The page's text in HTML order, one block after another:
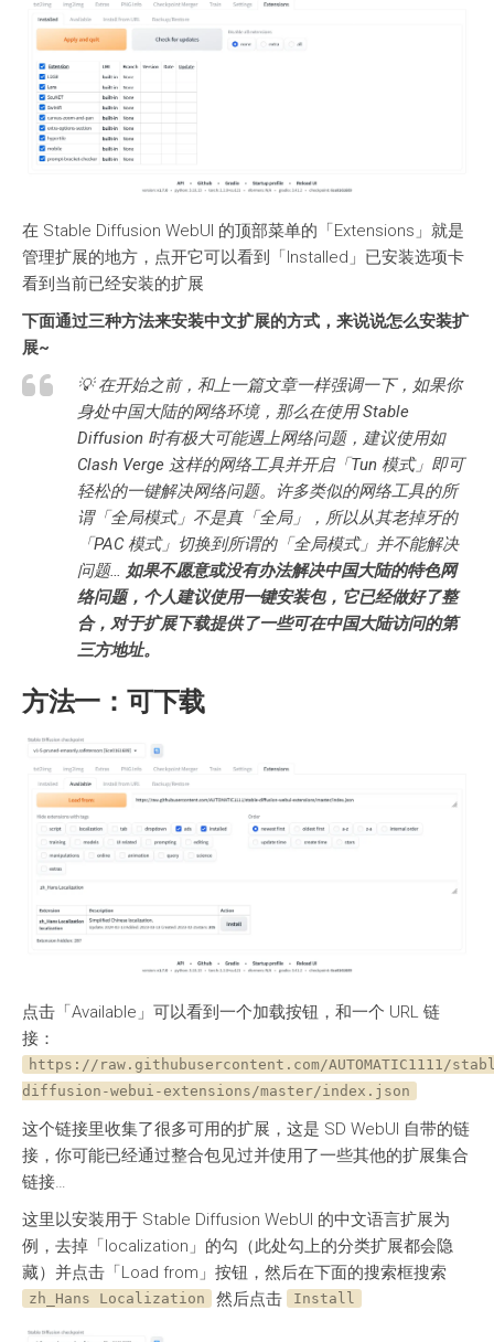
在 Stable Diffusion WebUI 的顶部菜单的「Extensions」就是
管理扩展的地方，点开它可以看到「Installed」已安装选项卡
看到当前已经安装的扩展
下面通过三种方法来安装中文扩展的方式，来说说怎么安装扩
展~
💡 在开始之前，和上一篇文章一样强调一下，如果你
身处中国大陆的网络环境，那么在使用 Stable
Diffusion 时有极大可能遇上网络问题，建议使用如
Clash Verge 这样的网络工具并开启「Tun 模式」即可
轻松的一键解决网络问题。许多类似的网络工具的所
谓「全局模式」不是真「全局」，所以从其老掉牙的
「PAC 模式」切换到所谓的「全局模式」并不能解决
问题… 如果不愿意或没有办法解决中国大陆的特色网
络问题，个人建议使用一键安装包，它已经做好了整
合，对于扩展下载提供了一些可在中国大陆访问的第
三方地址。
方法一：可下载
点击「Available」可以看到一个加载按钮，和一个 URL 链
接：
https://raw.githubusercontent.com/AUTOMATIC1111/
diffusion-webui-extensions/master/index.json
这个链接里收集了很多可用的扩展，这是 SD WebUI 自带的链
接，你可能已经通过整合包见过并使用了一些其他的扩展集合
链接…
这里以安装用于 Stable Diffusion WebUI 的中文语言扩展为
例，去掉「localization」的勾（此处勾上的分类扩展都会隐
藏）并点击「Load from」按钮，然后在下面的搜索框搜索
zh_Hans Localization 然后点击 Install